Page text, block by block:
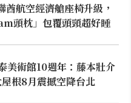
酋航空經濟艙座椅升級，
頭枕」包覆頭頸超好睡
美術館10週年：藤本壯介
根8月震撼空降台北